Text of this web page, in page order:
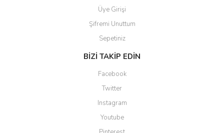
Üye Girişi
Şifremi Unuttum
Sepetiniz
BİZİ TAKİP EDİN
Facebook
Twitter
Instagram
Youtube